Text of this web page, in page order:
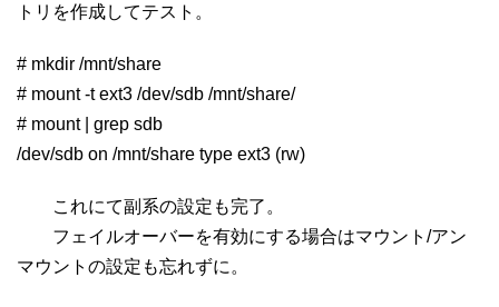
トリを作成してテスト。
# mkdir /mnt/share
# mount -t ext3 /dev/sdb /mnt/share/
# mount | grep sdb
/dev/sdb on /mnt/share type ext3 (rw)
これにて副系の設定も完了。
フェイルオーバーを有効にする場合はマウント/アン
マウントの設定も忘れずに。